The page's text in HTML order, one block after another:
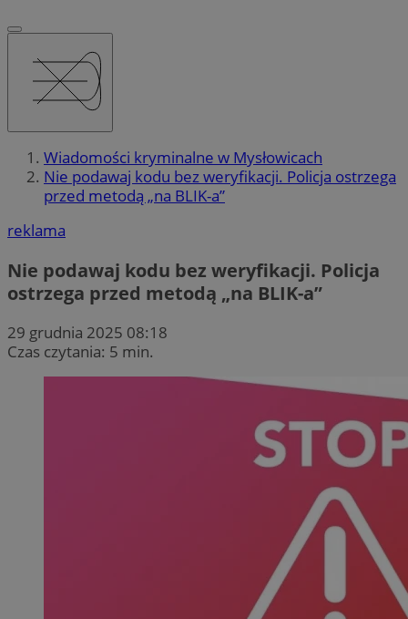
Wiadomości kryminalne w Mysłowicach
Nie podawaj kodu bez weryfikacji. Policja ostrzega
przed metodą „na BLIK-a”
reklama
Nie podawaj kodu bez weryfikacji. Policja
ostrzega przed metodą „na BLIK-a”
29 grudnia 2025 08:18
Czas czytania: 5 min.